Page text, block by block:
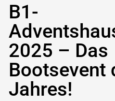
B1-
2025 – Das
Bootsevent
Jahres!